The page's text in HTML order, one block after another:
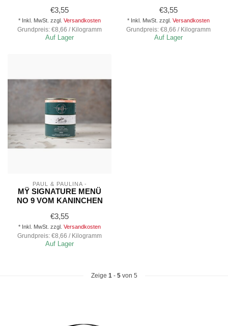
€3,55
* Inkl. MwSt. zzgl. Versandkosten
Grundpreis: €8,66 / Kilogramm
Auf Lager
€3,55
* Inkl. MwSt. zzgl. Versandkosten
Grundpreis: €8,66 / Kilogramm
Auf Lager
PAUL & PAULINA -
MŸ SIGNATURE MENÜ
NO 9 VOM KANINCHEN
€3,55
* Inkl. MwSt. zzgl. Versandkosten
Grundpreis: €8,66 / Kilogramm
Auf Lager
Zeige 1- 5von 5